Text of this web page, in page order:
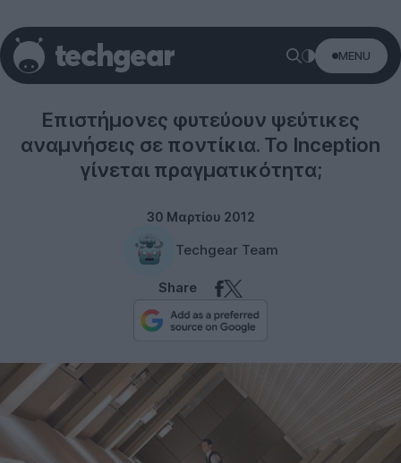
MENU
Επιστήμονες φυτεύουν ψεύτικες
αναμνήσεις σε ποντίκια. Το Inception
γίνεται πραγματικότητα;
30 Μαρτίου 2012
Techgear Team
Share